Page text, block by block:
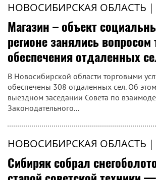
НОВОСИБИРСКАЯ ОБЛАСТЬ |
Магазин – объект
регионе занялись вопросом
обеспечения отдаленных
В Новосибирской области торговыми
обеспечены 308 отдаленных сел. Об
выездном заседании Совета по
Законодательного...
НОВОСИБИРСКАЯ ОБЛАСТЬ |
Сибиряк собрал